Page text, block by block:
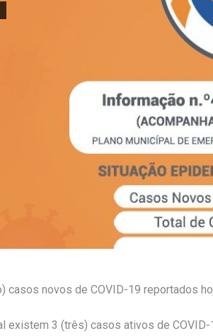
casos novos de COVID-19 reportados
existem 3 (três) casos ativos de COVID-